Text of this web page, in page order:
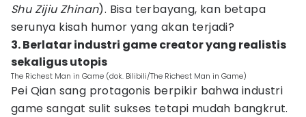
Shu Zijiu Zhinan). Bisa terbayang, kan betapa
serunya kisah humor yang akan terjadi?
3. Berlatar industri game creator yang realistis
sekaligus utopis
The Richest Man in Game (dok. Bilibili/The Richest Man in Game)
Pei Qian sang protagonis berpikir bahwa industri
game sangat sulit sukses tetapi mudah bangkrut.